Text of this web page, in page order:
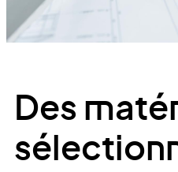
Des